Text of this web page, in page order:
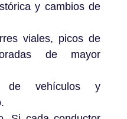
y cambios de
viales, picos de
de mayor
de vehículos y